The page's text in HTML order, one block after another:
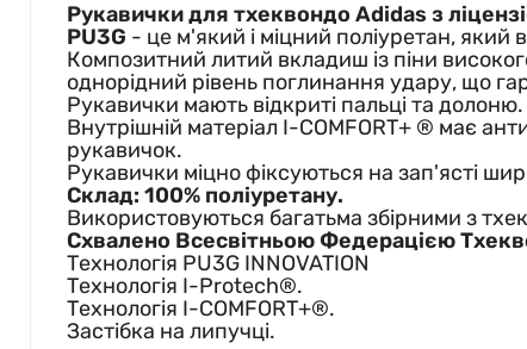
Рукавички для тхеквондо Adidas з
PU3G - це м'який і міцний поліуретан, який
Композитний литий вкладиш із піни
однорідний рівень поглинання удару, що
Рукавички мають відкриті пальці та долоню.
Внутрішній матеріал I-COMFORT+ ® має
рукавичок.
Рукавички міцно фіксуються на зап'ясті
Склад: 100% поліуретану.
Використовуються багатьма збірними з
Схвалено Всесвітньою Федерацією
Технологія PU3G INNOVATION
Технологія I-Protech®.
Технологія I-COMFORT+®.
Застібка на липучці.